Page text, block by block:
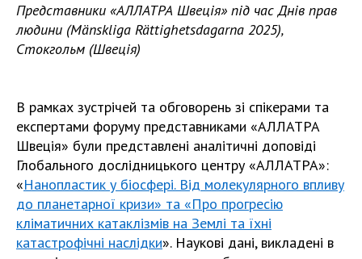
Представники «АЛЛАТРА Швеція» під час Днів прав
людини (Mänskliga Rättighetsdagarna 2025),
Стокгольм (Швеція)
В рамках зустрічей та обговорень зі спікерами та
експертами форуму представниками «АЛЛАТРА
Швеція» були представлені аналітичні доповіді
Глобального дослідницького центру «АЛЛАТРА»:
«Нанопластик у біосфері. Від молекулярного впливу
до планетарної кризи» та «Про прогресію
кліматичних катаклізмів на Землі та їхні
катастрофічні наслідки». Наукові дані, викладені в